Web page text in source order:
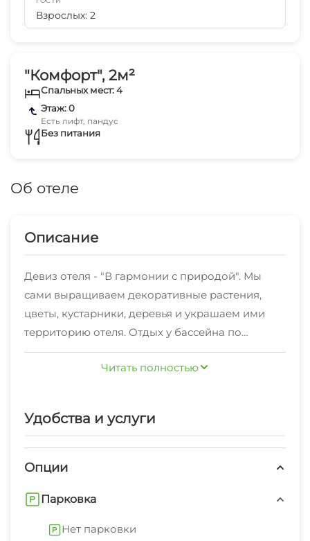
"Комфорт", 2м²
Спальных мест: 4
Этаж: 0
Есть лифт, пандус
Без питания
Об отеле
Описание
Девиз отеля - "В гармонии с природой". Мы
сами выращиваем декоративные растения,
цветы, кустарники, деревья и украшаем ими
территорию отеля. Отдых у бассейна по
достоинству оценят все гости отеля "Гармония"
- особенно дети , ведь специально для них мы
комнаты с двумя раздельными или с одной
холодильник, ванна или душ. Доступны к
собственной кухней!!!
Читать полностью
Удобства и услуги
Опции
Парковка
Нет парковки
Взрослых: 2